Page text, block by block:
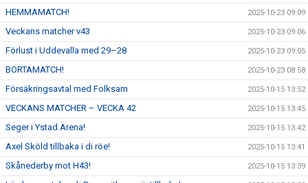
HEMMAMATCH! 2025-10-23 09:09
Veckans matcher v43 2025-10-23 09:06
Förlust i Uddevalla med 29–28 2025-10-23 09:05
BORTAMATCH! 2025-10-23 08:58
Försäkringsavtal med Folksam 2025-10-15 13:52
VECKANS MATCHER – VECKA 42 2025-10-15 13:45
Seger i Ystad Arena! 2025-10-15 13:42
Axel Sköld tillbaka i di röe! 2025-10-15 13:41
Skånederby mot H43! 2025-10-15 13:39